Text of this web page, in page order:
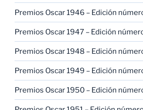
Premios Oscar 1946 – Edición
Premios Oscar 1947 – Edición
Premios Oscar 1948 – Edición
Premios Oscar 1949 – Edición
Premios Oscar 1950 – Edición